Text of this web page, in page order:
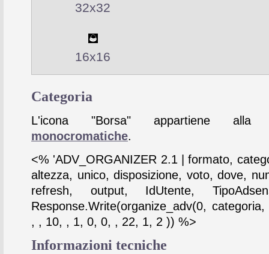
32x32
16x16
Categoria
L'icona "Borsa" appartiene alla
monocromatiche.
<% 'ADV_ORGANIZER 2.1 | formato,
altezza, unico, disposizione, voto, dove,
refresh, output, IdUtente,
Response.Write(organize_adv(0,
, , 10, , 1, 0, 0, , 22, 1, 2 )) %>
Informazioni tecniche